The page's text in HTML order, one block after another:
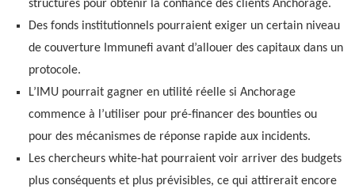
structurés pour obtenir la confiance des clients Anchorage.
Des fonds institutionnels pourraient exiger un certain niveau
de couverture Immunefi avant d’allouer des capitaux dans un
protocole.
L’IMU pourrait gagner en utilité réelle si Anchorage
commence à l’utiliser pour pré-financer des bounties ou
pour des mécanismes de réponse rapide aux incidents.
Les chercheurs white-hat pourraient voir arriver des budgets
plus conséquents et plus prévisibles, ce qui attirerait encore